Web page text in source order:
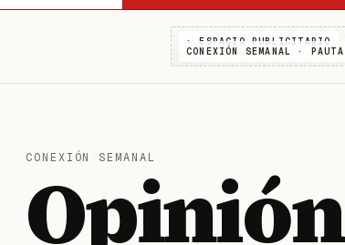
› ESPACIO PUBLICITARIO
CONEXIÓN SEMANAL · PAUTA
CONEXIÓN SEMANAL
Opinión